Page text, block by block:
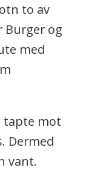
to av
Burger og
med
tapte mot
Dermed
vant.